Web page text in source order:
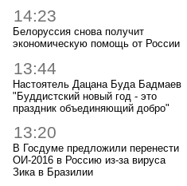
14:23
Белоруссия снова получит
экономическую помощь от России
13:44
Настоятель Дацана Буда Бадмаев
"Буддистский новый год - это
праздник объединяющий добро"
13:20
В Госдуме предложили перенести
ОИ-2016 в Россию из-за вируса
Зика в Бразилии